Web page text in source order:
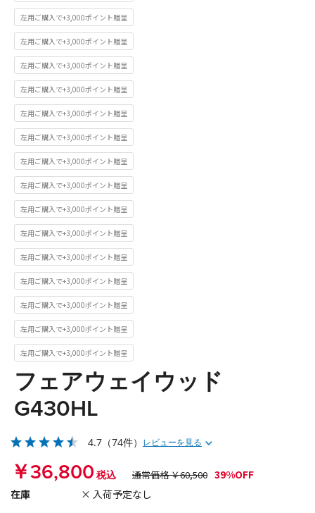
フェアウェイウッド
G430HL
左用ご購入で+3,000ポイント贈呈
左用ご購入で+3,000ポイント贈呈
左用ご購入で+3,000ポイント贈呈
左用ご購入で+3,000ポイント贈呈
左用ご購入で+3,000ポイント贈呈
左用ご購入で+3,000ポイント贈呈
左用ご購入で+3,000ポイント贈呈
左用ご購入で+3,000ポイント贈呈
左用ご購入で+3,000ポイント贈呈
左用ご購入で+3,000ポイント贈呈
左用ご購入で+3,000ポイント贈呈
左用ご購入で+3,000ポイント贈呈
左用ご購入で+3,000ポイント贈呈
左用ご購入で+3,000ポイント贈呈
左用ご購入で+3,000ポイント贈呈
￥36,800税込 通常価格 ￥60,500 39%OFF
在庫
× 入荷予定なし
4.7 （74件） レビューを見る